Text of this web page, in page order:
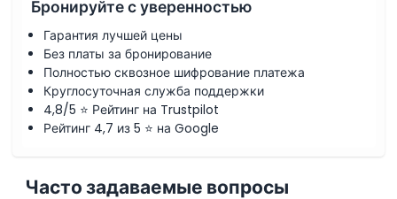
Бронируйте с уверенностью
Гарантия лучшей цены
Без платы за бронирование
Полностью сквозное шифрование платежа
Круглосуточная служба поддержки
4,8/5 ⭐ Рейтинг на Trustpilot
Рейтинг 4,7 из 5 ⭐ на Google
Часто задаваемые вопросы